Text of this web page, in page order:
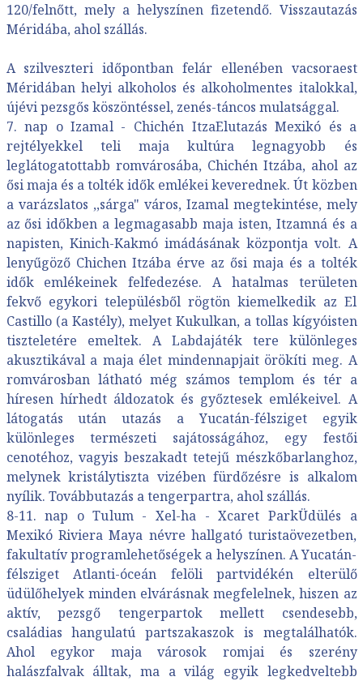
120/felnőtt, mely a helyszínen fizetendő. Visszautazás
Méridába, ahol szállás.
A szilveszteri időpontban felár ellenében vacsoraest
Méridában helyi alkoholos és alkoholmentes italokkal,
újévi pezsgős köszöntéssel, zenés-táncos mulatsággal.
7. nap o Izamal - Chichén ItzaElutazás Mexikó és a
rejtélyekkel teli maja kultúra legnagyobb és
leglátogatottabb romvárosába, Chichén Itzába, ahol az
ősi maja és a tolték idők emlékei keverednek. Út közben
a varázslatos ,,sárga" város, Izamal megtekintése, mely
az ősi időkben a legmagasabb maja isten, Itzamná és a
napisten, Kinich-Kakmó imádásának központja volt. A
lenyűgöző Chichen Itzába érve az ősi maja és a tolték
idők emlékeinek felfedezése. A hatalmas területen
fekvő egykori településből rögtön kiemelkedik az El
Castillo (a Kastély), melyet Kukulkan, a tollas kígyóisten
tiszteletére emeltek. A Labdajáték tere különleges
akusztikával a maja élet mindennapjait örökíti meg. A
romvárosban látható még számos templom és tér a
híresen hírhedt áldozatok és győztesek emlékeivel. A
látogatás után utazás a Yucatán-félsziget egyik
különleges természeti sajátosságához, egy festői
cenotéhoz, vagyis beszakadt tetejű mészkőbarlanghoz,
melynek kristálytiszta vizében fürdőzésre is alkalom
nyílik. Továbbutazás a tengerpartra, ahol szállás.
8-11. nap o Tulum - Xel-ha - Xcaret ParkÜdülés a
Mexikó Riviera Maya névre hallgató turistaövezetben,
fakultatív programlehetőségek a helyszínen. A Yucatán-
félsziget Atlanti-óceán felöli partvidékén elterülő
üdülőhelyek minden elvárásnak megfelelnek, hiszen az
aktív, pezsgő tengerpartok mellett csendesebb,
családias hangulatú partszakaszok is megtalálhatók.
Ahol egykor maja városok romjai és szerény
halászfalvak álltak, ma a világ egyik legkedveltebb